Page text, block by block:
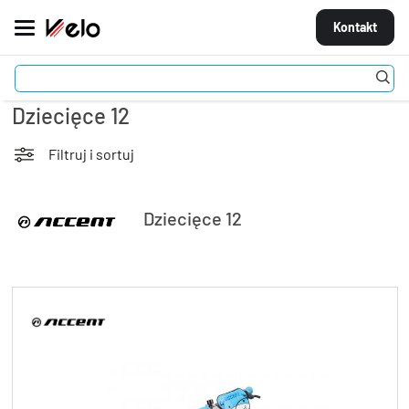
Kontakt
MARKI
ROWERY
STROJE
OGUMIENIE
Rowery Młodzieżowe i dziecięce
Dziecięce 12
Filtruj i sortuj
Dziecięce 12